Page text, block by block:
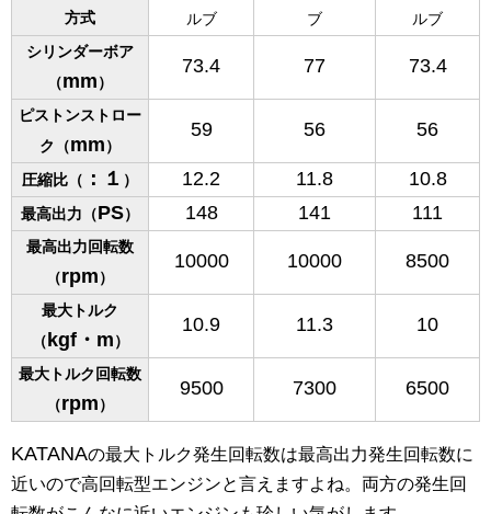
方式
ルブ
ブ
ルブ
シリンダーボア
（mm ）
73.4 77 73.4
ピストンストロー
ク（mm ）
59 56 56
圧縮比（ ：１ ） 12.2 11.8 10.8
最高出力（PS） 148 141 111
最高出力回転数
（rpm ）
10000 10000 8500
最大トルク
（kgf・m ）
10.9 11.3 10
最大トルク回転数
（rpm ）
9500 7300 6500
KATANAの最大トルク発生回転数は最高出力発生回転数に
近いので高回転型エンジンと言えますよね。両方の発生回